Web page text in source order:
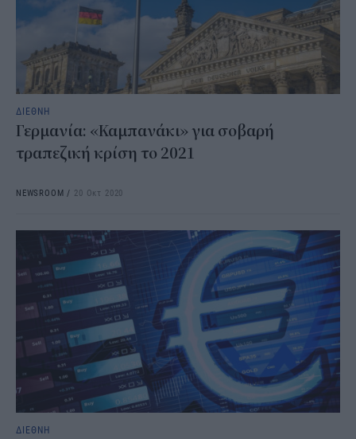
ΔΙΕΘΝΗ
Γερμανία: «Καμπανάκι» για σοβαρή
τραπεζική κρίση το 2021
NEWSROOM / 20 Οκτ 2020
ΔΙΕΘΝΗ